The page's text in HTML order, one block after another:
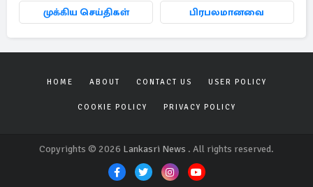
முக்கிய செய்திகள் பிரபலமானவை
HOME ABOUT CONTACT US USER POLICY
COOKIE POLICY PRIVACY POLICY
Copyrights © 2026 Lankasri News . All rights reserved.